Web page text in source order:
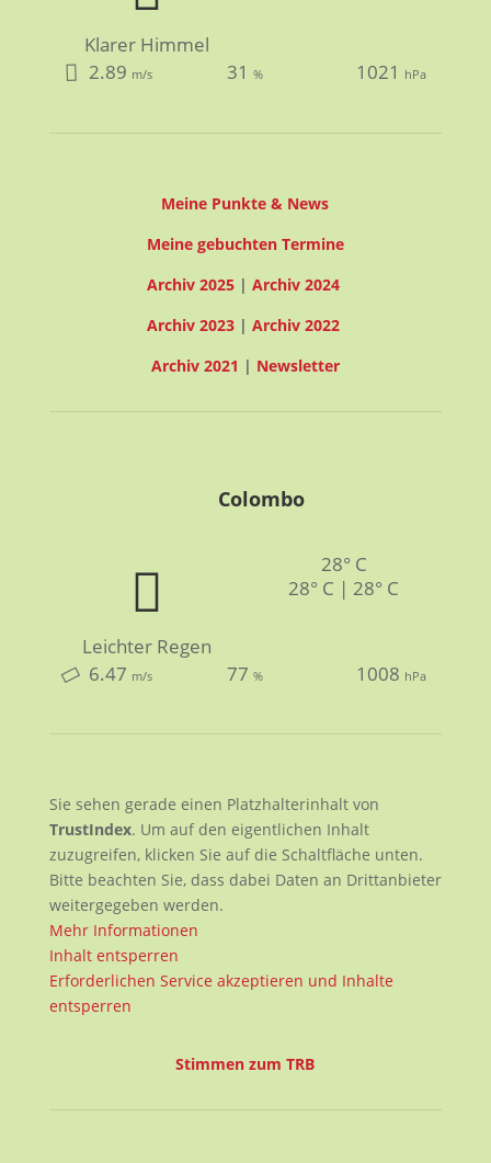
Klarer Himmel
2.89 m/s 31% 1021 hPa
Meine Punkte & News
Meine gebuchten Termine
Archiv 2025| Archiv 2024
Archiv 2023| Archiv 2022
Archiv 2021 | Newsletter
Colombo
Leichter Regen
28° C
28° C | 28° C
6.47 m/s 77% 1008 hPa
Sie sehen gerade einen Platzhalterinhalt von
TrustIndex. Um auf den eigentlichen Inhalt
zuzugreifen, klicken Sie auf die Schaltfläche unten.
Bitte beachten Sie, dass dabei Daten an Drittanbieter
weitergegeben werden.
Mehr Informationen
Inhalt entsperren
Erforderlichen Service akzeptieren und Inhalte
entsperren
Stimmen zum TRB